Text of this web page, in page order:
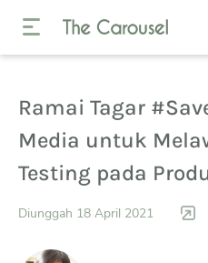
Ramai Tagar
Media untuk
Testing pada
Diunggah 18 April 2021